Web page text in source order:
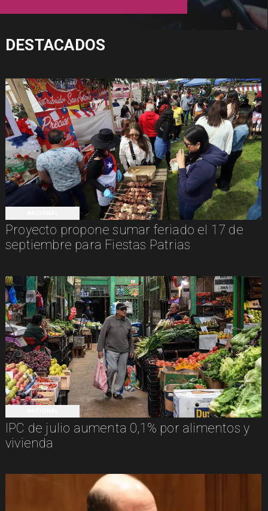
Proyecto propone sumar feriado el 17 de
septiembre para Fiestas Patrias
IPC de julio aumenta 0,1% por alimentos y
vivienda
DESTACADOS